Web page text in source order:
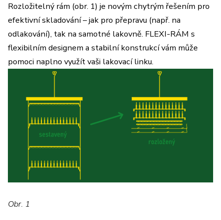
Rozložitelný rám (obr. 1) je novým chytrým řešením pro
efektivní skladování – jak pro přepravu (např. na
odlakování), tak na samotné lakovně. FLEXI-RÁM s
flexibilním designem a stabilní konstrukcí vám může
pomoci naplno využít vaši lakovací linku.
Obr. 1